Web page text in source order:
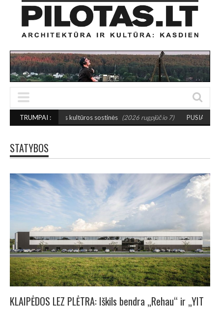
TRUMPAI :
kultūros sostinės (2026 rugpjūčio 7) PUSIAUSVYROS AKTAS
STATYBOS
KLAIPĖDOS LEZ PLĖTRA: Iškils bendra „Rehau“ ir „YIT